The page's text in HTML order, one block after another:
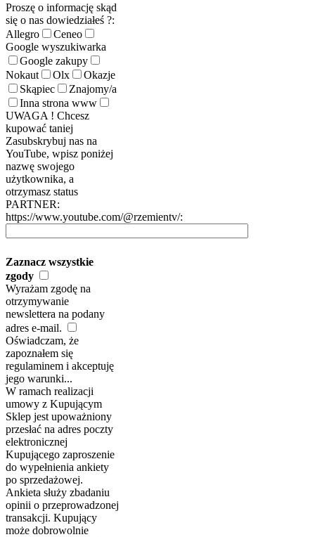
Proszę o informację skąd
się o nas dowiedziałeś ?:
Allegro
Ceneo
Google wyszukiwarka
Google zakupy
Nokaut
Olx
Okazje
Skąpiec
Znajomy/a
Inna strona www
UWAGA ! Chcesz
kupować taniej
Zasubskrybuj nas na
YouTube, wpisz poniżej
nazwę swojego
użytkownika, a
otrzymasz status
PARTNER:
https://www.youtube.com/@rzemientv/:
Zaznacz wszystkie
zgody
Wyrażam zgodę na
otrzymywanie
newslettera na podany
adres e-mail.
Oświadczam, że
zapoznałem się
regulaminem i akceptuję
jego warunki...
W ramach realizacji
umowy z Kupującym
Sklep jest upoważniony
przesłać na adres poczty
elektronicznej
Kupującego zaproszenie
do wypełnienia ankiety
po sprzedażowej.
Ankieta służy zbadaniu
opinii o przeprowadzonej
transakcji. Kupujący
może dobrowolnie